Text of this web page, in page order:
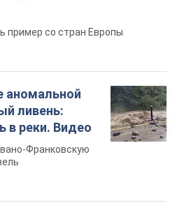
пример со стран Европы
аномальной
ливень:
в реки. Видео
Франковскую